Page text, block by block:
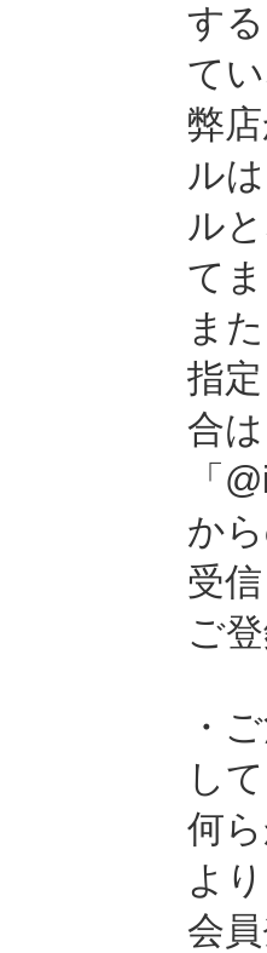
す
て
弊
ル
ル
て
ま
指
合
「
か
受
ご
・
し
何
よ
会